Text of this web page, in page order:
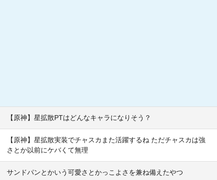
【原神】星拡散PTはどんなキャラになりそう？
【原神】星拡散実装でチャスカまた活躍するね ただチャスカは強
さとか以前にケバくて無理
サンドパンとかいう可愛さとかっこよさを兼ね備えたやつ